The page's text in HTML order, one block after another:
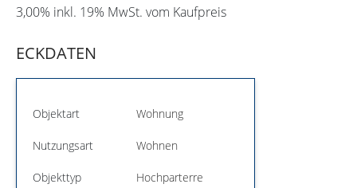
3,00% inkl. 19% MwSt. vom Kaufpreis
ECKDATEN
Objektart Wohnung
Nutzungsart Wohnen
Objekttyp Hochparterre